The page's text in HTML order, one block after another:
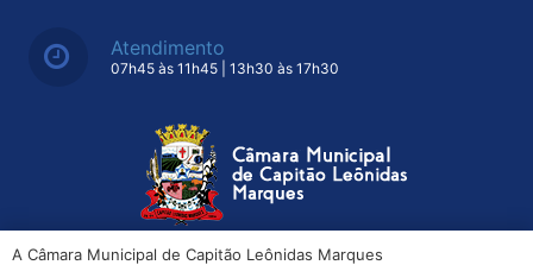
Atendimento
07h45 às 11h45 | 13h30 às 17h30
A Câmara Municipal de Capitão Leônidas Marques